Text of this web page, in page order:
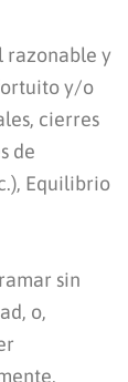
razonable y
y/o
cierres
de
Equilibrio
sin
o,